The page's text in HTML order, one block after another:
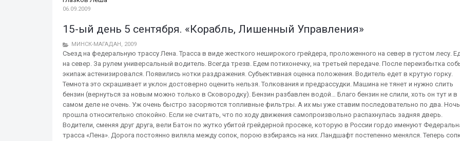
06.09.2009
15-ый день 5 сентября. «Корабль, Лишенный Управления»
МИНСК-МАГАДАН, 2009
Съезд на федеральную трассу Лена. Трасса в виде жесткого неширокого грейдера, проложенного на север в густом лесу.
на север. За рулем универсальный водитель. Всегда трезв. Едем потихонечку, на третьей передаче. После переизбытка
экипаж астенизировался. Появились нотки раздражения. Субъективная оценка положения. Водитель едет в крутую горку.
Темнота это скрашивает и уклон достоверно оценить нельзя. Толкования и предрассудки. Машина не тянет и нужно слить
бензин (вернуться за новым можно только в Сковородку). Бензин разбавлен водой… Благо бензин не слили, хоть он тут и в
самом деле не очень. Уж очень быстро засоряются топливные фильтры. А их мы уже ставим последовательно по два. Ночь
прошла относительно спокойно. Если не считать, что по ходу движения самопроизвольно распахнулась задняя дверь.
Водители, сменяя друг друга, вели Батон по жутко убитой грейдерной просеке, которую в России гордо именуют
трасса «Лена». Дорога постоянно виляла между сопок, порою взбираясь на них. Ландшафт постепенно менялся. Теперь